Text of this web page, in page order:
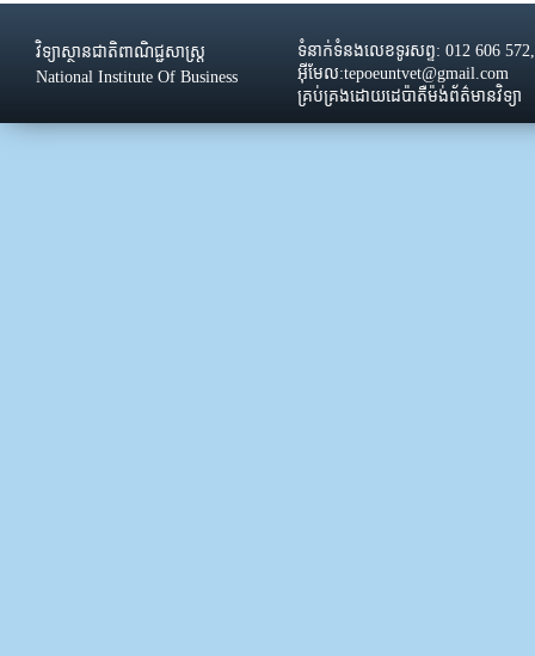
វិទ្យាស្ថានជាតិពាណិជ្ជសាស្រ្ដ
National Institute Of Business
ទំនាក់ទំនងលេខទូរសព្ទ: 012 606
អ៊ីមែល:tepoeuntvet@gmail.com
គ្រប់គ្រងដោយដេប៉ាតឺម៉ង់ព័ត៌មានវិទ្យា